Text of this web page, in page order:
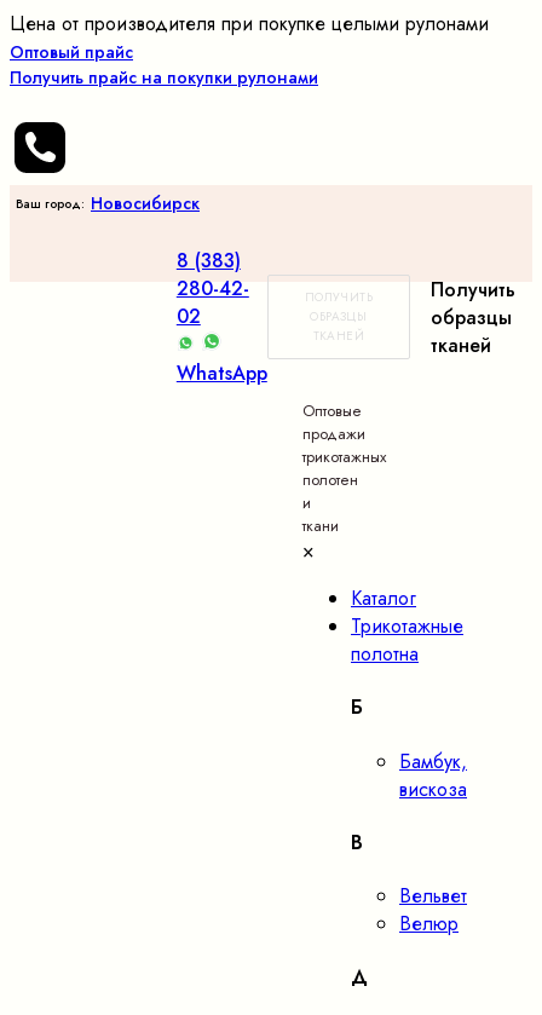
Цена от производителя при покупке целыми рулонами
Оптовый прайс
Получить прайс на покупки рулонами
Ваш город: Новосибирск
8 (383)
280-42-
02
WhatsApp
ПОЛУЧИТЬ
ОБРАЗЦЫ
ТКАНЕЙ
Получить
образцы
тканей
Оптовые
продажи
трикотажных
полотен
и
ткани
×
Каталог
Трикотажные
полотна
Б
Бамбук,
вискоза
В
Вельвет
Велюр
Д